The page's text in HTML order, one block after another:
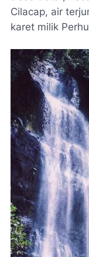
Cilacap, air
karet milik